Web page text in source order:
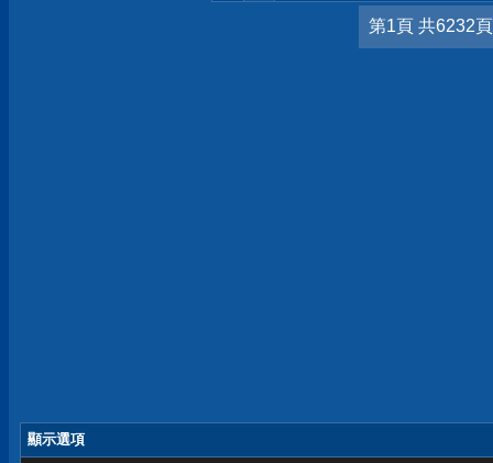
第1頁 共6232頁
顯示選項